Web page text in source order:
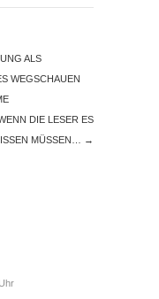
ALS
WEGSCHAUEN
DIE LESER ES
MÜSSEN…
→